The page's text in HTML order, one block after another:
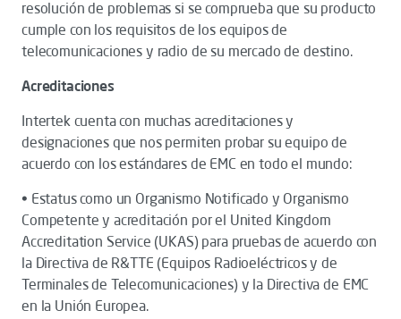
resolución de problemas si se comprueba que su producto
cumple con los requisitos de los equipos de
telecomunicaciones y radio de su mercado de destino.
Acreditaciones
Intertek cuenta con muchas acreditaciones y
designaciones que nos permiten probar su equipo de
acuerdo con los estándares de EMC en todo el mundo:
• Estatus como un Organismo Notificado y Organismo
Competente y acreditación por el United Kingdom
Accreditation Service (UKAS) para pruebas de acuerdo con
la Directiva de R&TTE (Equipos Radioeléctricos y de
Terminales de Telecomunicaciones) y la Directiva de EMC
en la Unión Europea.